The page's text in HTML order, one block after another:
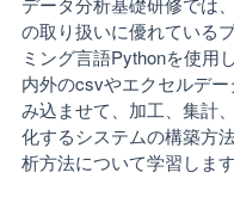
の取り扱いに優れている
ミング言語Pythonを使用
内外のcsvやエクセルデー
み込ませて、加工、集計
化するシステムの構築方
析方法について学習します